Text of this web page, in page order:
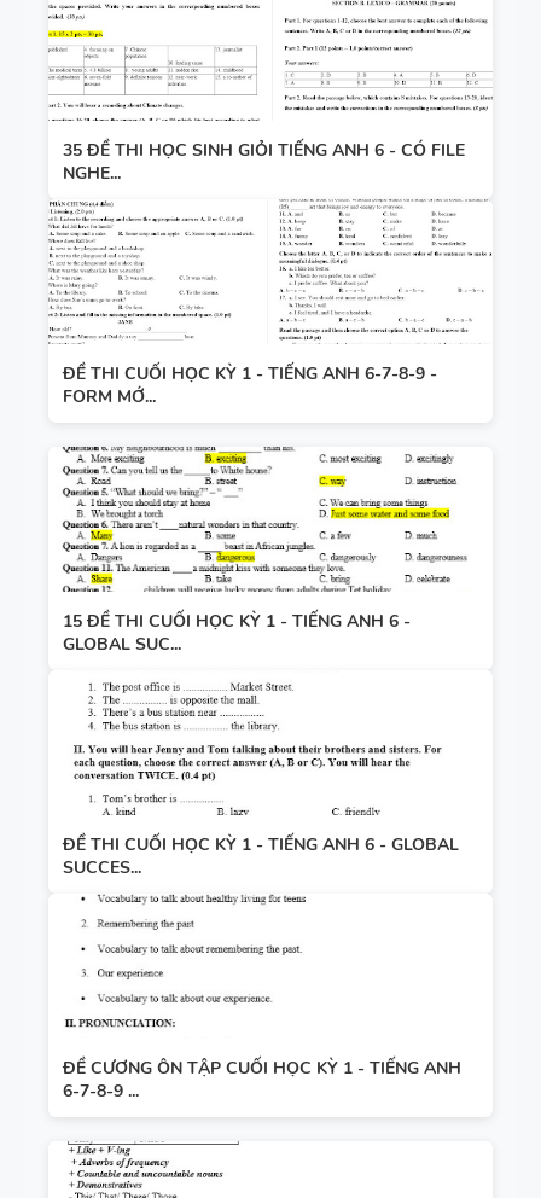
35 ĐỀ THI HỌC SINH GIỎI TIẾNG ANH 6 - CÓ FILE
NGHE...
ĐỀ THI CUỐI HỌC KỲ 1 - TIẾNG ANH 6-7-8-9 -
FORM MỚ...
15 ĐỀ THI CUỐI HỌC KỲ 1 - TIẾNG ANH 6 -
GLOBAL SUC...
ĐỀ THI CUỐI HỌC KỲ 1 - TIẾNG ANH 6 - GLOBAL
SUCCES...
ĐỀ CƯƠNG ÔN TẬP CUỐI HỌC KỲ 1 - TIẾNG ANH
6-7-8-9 ...